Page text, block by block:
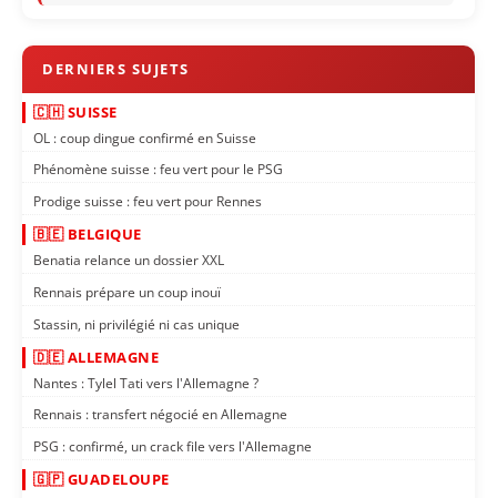
🇨🇭 SUISSE
OL : coup dingue confirmé en Suisse
Phénomène suisse : feu vert pour le PSG
Prodige suisse : feu vert pour Rennes
🇧🇪 BELGIQUE
Benatia relance un dossier XXL
Rennais prépare un coup inouï
Stassin, ni privilégié ni cas unique
🇩🇪 ALLEMAGNE
Nantes : Tylel Tati vers l'Allemagne ?
Rennais : transfert négocié en Allemagne
PSG : confirmé, un crack file vers l'Allemagne
🇬🇵 GUADELOUPE